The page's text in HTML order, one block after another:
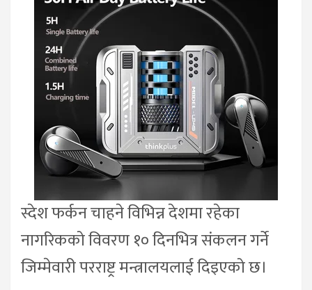
स्देश फर्कन चाहने विभिन्न देशमा रहेका
नागरिकको विवरण १० दिनभित्र संकलन गर्ने
जिम्मेवारी परराष्ट्र मन्त्रालयलाई दिइएको छ।